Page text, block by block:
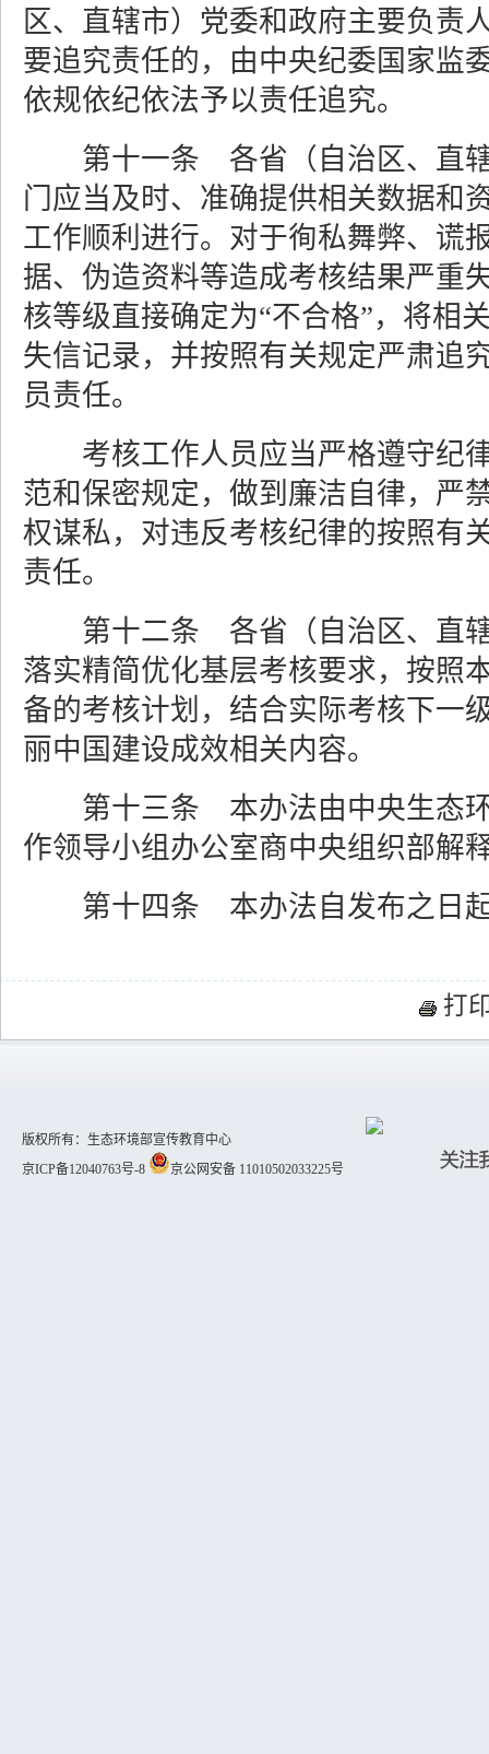
区、直辖市）党委和政府主要负责
要追究责任的，由中央纪委国家监
依规依纪依法予以责任追究。
第十一条 各省（自治区、直
门应当及时、准确提供相关数据和
工作顺利进行。对于徇私舞弊、谎
据、伪造资料等造成考核结果严重
核等级直接确定为“不合格”，将相
失信记录，并按照有关规定严肃追
员责任。
考核工作人员应当严格遵守纪
范和保密规定，做到廉洁自律，严
权谋私，对违反考核纪律的按照有
责任。
第十二条 各省（自治区、直
落实精简优化基层考核要求，按照
备的考核计划，结合实际考核下一
丽中国建设成效相关内容。
第十三条 本办法由中央生态
作领导小组办公室商中央组织部解
第十四条 本办法自发布之日
打
版权所有：生态环境部宣传教育中心
京ICP备12040763号-8
京公网安备 11010502033225号